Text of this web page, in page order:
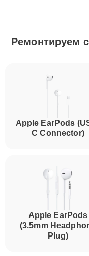
Ремонтируем
Apple EarPods
C Connector)
Apple EarPods
(3.5mm
Plug)